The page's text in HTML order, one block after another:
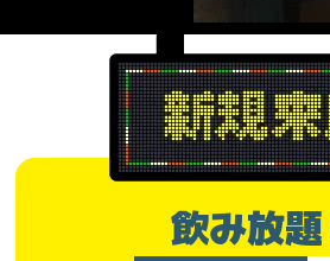
飲み放題